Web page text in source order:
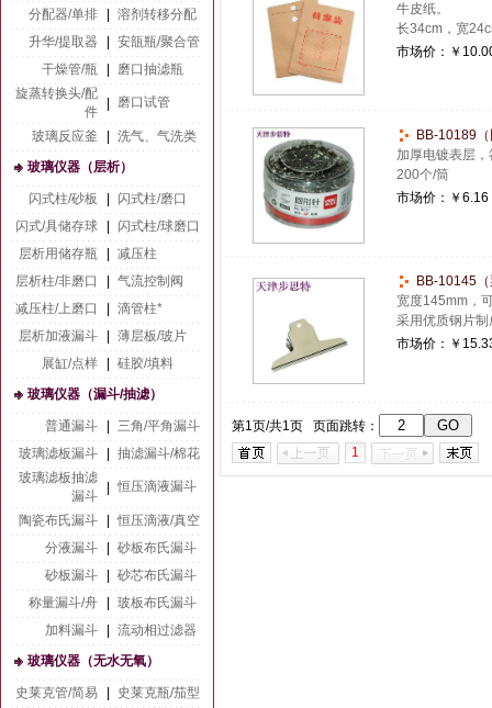
分配器/单排
溶剂转移分配
升华/提取器
安瓿瓶/聚合管
干燥管/瓶
磨口抽滤瓶
旋蒸转换头/配
件
磨口试管
玻璃反应釜
洗气、气洗类
玻璃仪器（层析）
闪式柱/砂板
闪式柱/磨口
闪式/具储存球
闪式柱/球磨口
层析用储存瓶
减压柱
层析柱/非磨口
气流控制阀
减压柱/上磨口
滴管柱*
层析加液漏斗
薄层板/玻片
展缸/点样
硅胶/填料
玻璃仪器（漏斗/抽滤）
普通漏斗
三角/平角漏斗
玻璃滤板漏斗
抽滤漏斗/棉花
玻璃滤板抽滤
漏斗
恒压滴液漏斗
陶瓷布氏漏斗
恒压滴液/真空
分液漏斗
砂板布氏漏斗
砂板漏斗
砂芯布氏漏斗
称量漏斗/舟
玻板布氏漏斗
加料漏斗
流动相过滤器
玻璃仪器（无水无氧）
史莱克管/简易
史莱克瓶/茄型
牛皮纸。
长34cm，宽
市场价： ￥
BB-10189
加厚电镀表层
200个/筒
市场价： ￥6.16
BB-10145
宽度145mm，
采用优质钢片
市场价： ￥
第1页/共1页 页面跳转：
1